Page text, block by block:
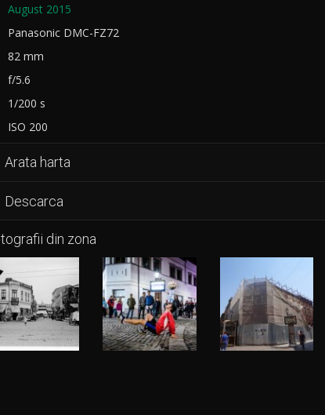
August 2015
Panasonic DMC-FZ72
82 mm
f/5.6
1/200 s
ISO 200
Arata harta
Descarca
din zona